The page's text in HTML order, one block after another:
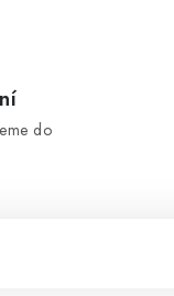
do